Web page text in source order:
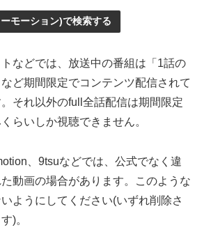
モーション)で検索する
などでは、放送中の番組は「1話の
ど期間限定でコンテンツ配信されて
それ以外のfull全話配信は期間限定
らいしか視聴できません。
、9tsuなどでは、公式でなく違
動画の場合があります。このような
ようにしてください(いずれ削除さ
)。